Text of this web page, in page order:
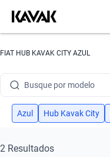
FIAT HUB KAVAK CITY AZUL
Busque por modelo
Busque por versão
Azul Hub Kavak City
2 Resultados